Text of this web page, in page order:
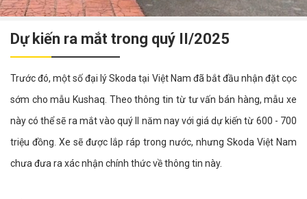
Dự kiến ra mắt trong quý II/2025
Trước đó, một số đại lý Skoda tại Việt Nam đã bắt đầu nhận đặt cọc
sớm cho mẫu Kushaq. Theo thông tin từ tư vấn bán hàng, mẫu xe
này có thể sẽ ra mắt vào quý II năm nay với giá dự kiến từ 600 - 700
triệu đồng. Xe sẽ được lắp ráp trong nước, nhưng Skoda Việt Nam
chưa đưa ra xác nhận chính thức về thông tin này.